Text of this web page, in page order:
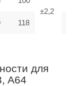
±2,2
118
для
A64